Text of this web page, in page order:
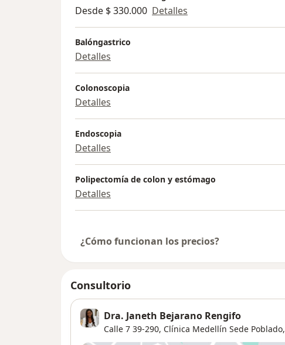
Desde $ 330.000 Detalles
Balóngastrico
Detalles
Colonoscopia
Detalles
Endoscopia
Detalles
Polipectomía de colon y estómago
Detalles
¿Cómo funcionan los precios?
Consultorio
Dra. Janeth Bejarano Rengifo
Calle 7 39-290, Clínica Medellín Sede Poblado,